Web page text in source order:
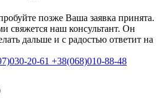
позже Ваша заявка принята.
свяжется наш консультант. Он
дальше и с радостью ответит на
20-61 +38(068)010-88-48